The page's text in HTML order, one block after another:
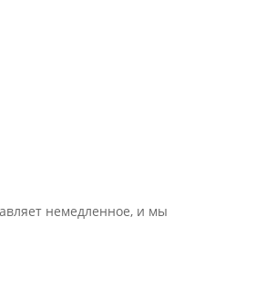
немедленное, и мы